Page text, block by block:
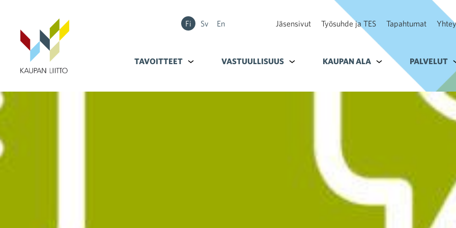
Fi Sv En Jäsensivut Työsuhde ja TES Tapahtumat
TAVOITTEET Alavalikko kohteelle Tavoitteet
VASTUULLISUUS Alavalikko kohteelle Vastuullisuus
KAUPAN ALA Alavalikko kohteelle
PALVELUT